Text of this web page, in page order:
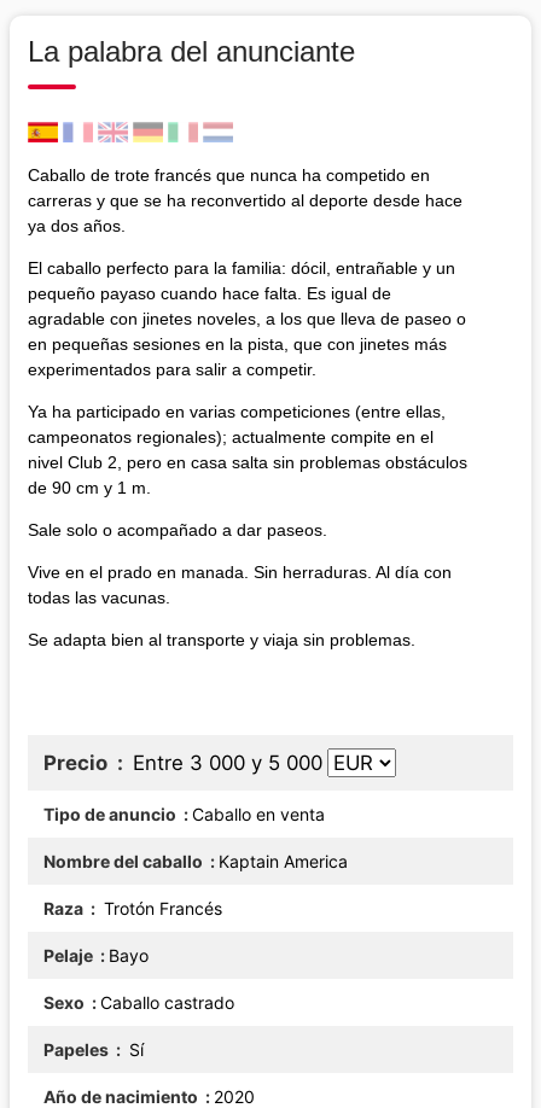
La palabra del anunciante
Caballo de trote francés que nunca ha competido en
carreras y que se ha reconvertido al deporte desde hace
ya dos años.
El caballo perfecto para la familia: dócil, entrañable y un
pequeño payaso cuando hace falta. Es igual de
agradable con jinetes noveles, a los que lleva de paseo o
en pequeñas sesiones en la pista, que con jinetes más
experimentados para salir a competir.
Ya ha participado en varias competiciones (entre ellas,
campeonatos regionales); actualmente compite en el
nivel Club 2, pero en casa salta sin problemas obstáculos
de 90 cm y 1 m.
Sale solo o acompañado a dar paseos.
Vive en el prado en manada. Sin herraduras. Al día con
todas las vacunas.
Se adapta bien al transporte y viaja sin problemas.
Precio Entre 3 000 y 5 000
Tipo de anuncio Caballo en venta
Nombre del caballo Kaptain America
Raza Trotón Francés
Pelaje Bayo
Sexo Caballo castrado
Papeles Sí
Año de nacimiento 2020